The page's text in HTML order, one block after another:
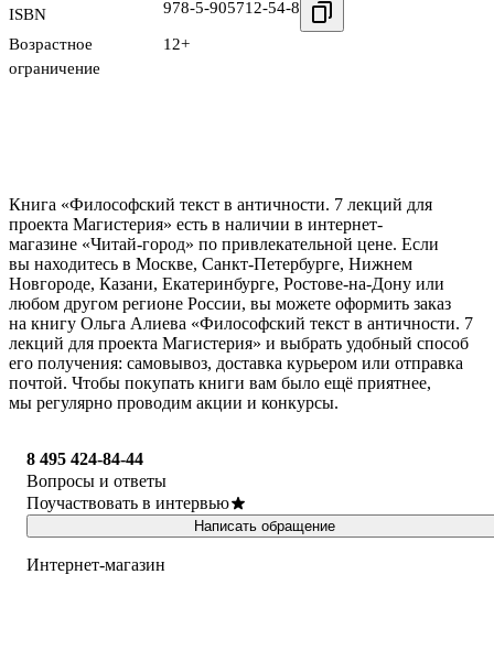
ISBN 978-5-905712-54-8
Возрастное
ограничение
12+
Книга «Философский текст в античности. 7 лекций для
проекта Магистерия» есть в наличии в интернет-
магазине «Читай-город» по привлекательной цене. Если
вы находитесь в Москве, Санкт-Петербурге, Нижнем
Новгороде, Казани, Екатеринбурге, Ростове-на-Дону или
любом другом регионе России, вы можете оформить заказ
на книгу Ольга Алиева «Философский текст в античности. 7
лекций для проекта Магистерия» и выбрать удобный способ
его получения: самовывоз, доставка курьером или отправка
почтой. Чтобы покупать книги вам было ещё приятнее,
мы регулярно проводим акции и конкурсы.
8 495 424-84-44
Вопросы и ответы
Поучаствовать в интервью
Написать обращение
Интернет-магазин